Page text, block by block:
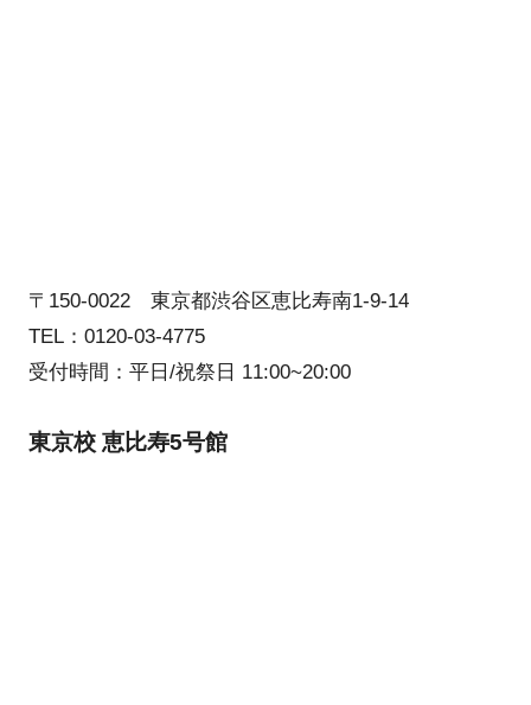
〒150-0022 東京都渋谷区恵比寿南1-9-14
TEL：0120-03-4775
受付時間：平日/祝祭日 11:00~20:00
東京校 恵比寿5号館